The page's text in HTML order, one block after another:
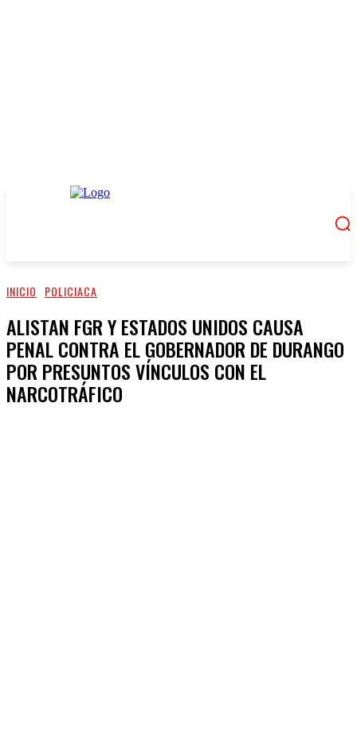
INICIO POLICIACA
ALISTAN FGR Y ESTADOS UNIDOS CAUSA
PENAL CONTRA EL GOBERNADOR DE DURANGO
POR PRESUNTOS VÍNCULOS CON EL
NARCOTRÁFICO